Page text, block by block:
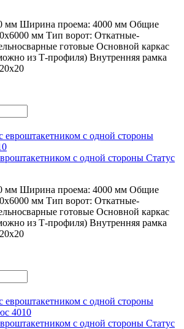
мм Ширина проема: 4000 мм Общие
мм Тип ворот: Откатные-
готовые Основной каркас
из Т-профиля) Внутренняя рамка
с одной стороны Статус
мм Ширина проема: 4000 мм Общие
мм Тип ворот: Откатные-
готовые Основной каркас
из Т-профиля) Внутренняя рамка
с одной стороны Статус